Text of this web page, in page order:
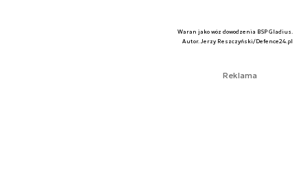
Waran jako wóz dowodzenia BSP Gladius.
Autor. Jerzy Reszczyński/Defence24.pl
Reklama